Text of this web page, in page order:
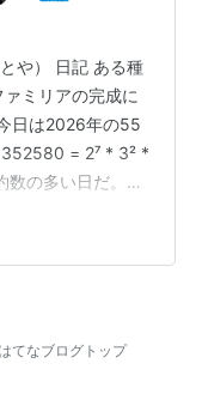
や） 日記 ある種
ミリアの完成に
日は2026年の55
= 2⁷ * 3² *
の多い日だ。今
他に２日）だ。
々 ある種の方々
はてなブログトップ